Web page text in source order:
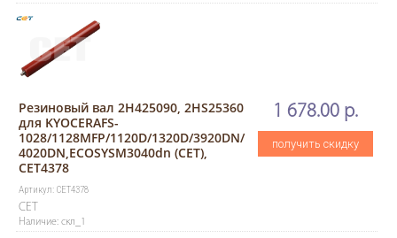
Резиновый вал 2H425090, 2HS25360
для KYOCERAFS-
1028/1128MFP/1120D/1320D/3920DN/
4020DN,ECOSYSM3040dn (CET),
CET4378
Артикул: CET4378
CET
Наличие: скл_1
1 678.00 р.
получить скидку